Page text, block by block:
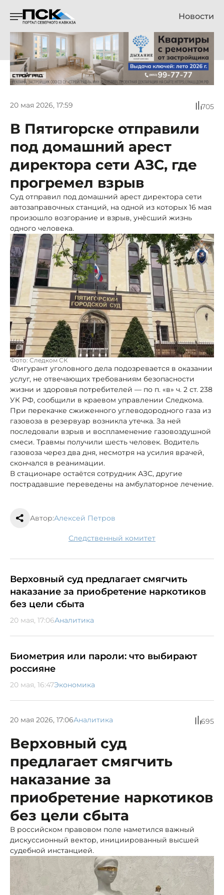
Новости
20 мая 2026, 17:59 705
В Пятигорске отправили
под домашний арест
директора сети АЗС, где
прогремел взрыв
Суд отправил под домашний арест директора сети
автозаправочных станций, на одной из которых 16 мая
произошло возгорание и взрыв, унёсший жизнь
одного человека.
Фото: Следком СК
Фигурант уголовного дела подозревается в оказании
услуг, не отвечающих требованиям безопасности
жизни и здоровья потребителей — по п. «в» ч. 2 ст. 238
УК РФ, сообщили в краевом управлении Следкома.
При перекачке сжиженного углеводородного газа из
газовоза в резервуар возникла утечка. За ней
последовали взрыв и воспламенение газовоздушной
смеси. Травмы получили шесть человек. Водитель
газовоза через два дня, несмотря на усилия врачей,
скончался в реанимации.
В стационаре остаётся сотрудник АЗС, другие
пострадавшие переведены на амбулаторное лечение.
Автор:Алексей Петров
следственный комитет
Верховный суд предлагает смягчить
наказание за приобретение наркотиков
без цели сбыта
20 мая, 17:06Аналитика
Биометрия или пароли: что выбирают
россияне
20 мая, 16:47Экономика
20 мая 2026, 17:06Аналитика 695
Верховный суд
предлагает смягчить
наказание за
приобретение наркотиков
без цели сбыта
В российском правовом поле наметился важный
дискуссионный вектор, инициированный высшей
судебной инстанцией.